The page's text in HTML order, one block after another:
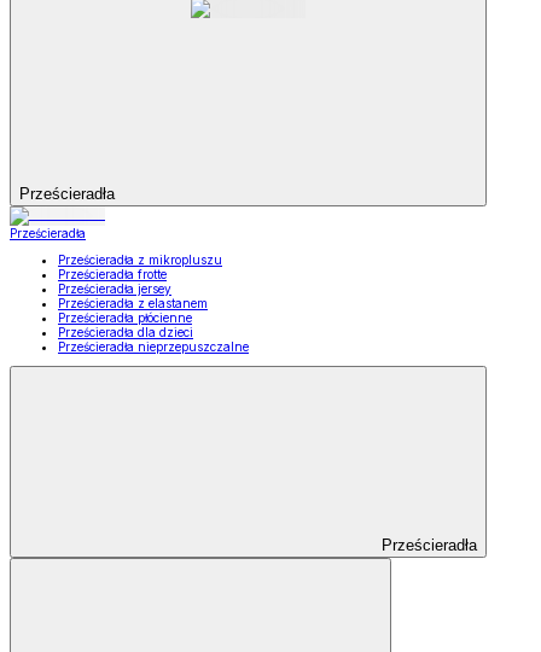
Prześcieradła
Prześcieradła
Prześcieradła z mikropluszu
Prześcieradła frotte
Prześcieradła jersey
Prześcieradła z elastanem
Prześcieradła płócienne
Prześcieradła dla dzieci
Prześcieradła nieprzepuszczalne
Prześcieradła